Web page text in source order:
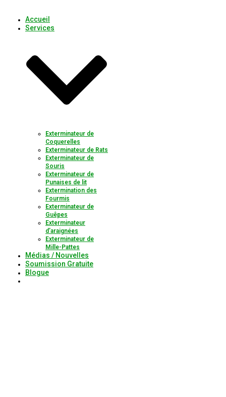
Accueil
Services
Exterminateur de
Coquerelles
Exterminateur de Rats
Exterminateur de
Souris
Exterminateur de
Punaises de lit
Extermination des
Fourmis
Exterminateur de
Guêpes
Exterminateur
d’araignées
Exterminateur de
Mille-Pattes
Médias / Nouvelles
Soumission Gratuite
Blogue